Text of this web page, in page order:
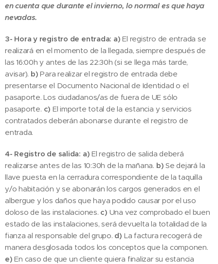
en cuenta que durante el invierno, lo normal es que haya
nevadas.
3- Hora y registro de entrada: a)El registro de entrada se
realizará en el momento de la llegada, siempre después de
las 16:00h y antes de las 22:30h (si se llega más tarde,
avisar). b) Para realizar el registro de entrada debe
presentarse el Documento Nacional de Identidad o el
pasaporte. Los ciudadanos/as de fuera de UE sólo
pasaporte. c) El importe total de la estancia y servicios
contratados deberán abonarse durante el registro de
entrada.
4- Registro de salida: a)El registro de salida deberá
realizarse antes de las 10:30h de la mañana. b)Se dejará la
llave puesta en la cerradura correspondiente de la taquilla
y/o habitación y se abonarán los cargos generados en el
albergue y los daños que haya podido causar por el uso
doloso de las instalaciones. c) Una vez comprobado el buen
estado de las instalaciones, será devuelta la totalidad de la
fianza al responsable del grupo. d) La factura recogerá de
manera desglosada todos los conceptos que la componen.
e) En caso de que un cliente quiera finalizar su estancia